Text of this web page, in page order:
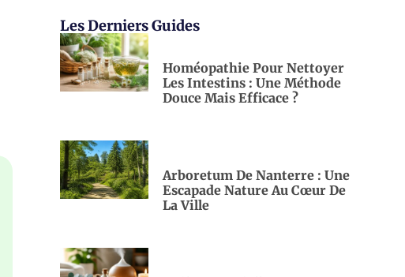
Les Derniers Guides
Homéopathie Pour Nettoyer
Les Intestins : Une Méthode
Douce Mais Efficace ?
Arboretum De Nanterre : Une
Escapade Nature Au Cœur De
La Ville